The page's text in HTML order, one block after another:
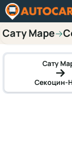
Сату Маре→
Сату
Секоцин-